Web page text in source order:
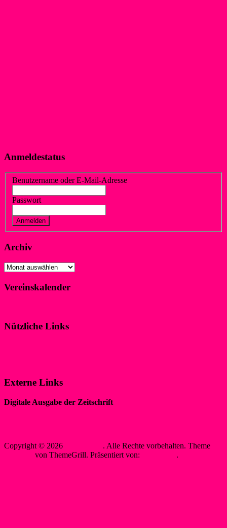
Anmeldestatus
Benutzername oder E-Mail-Adresse
Passwort
Archiv
Archiv
Vereinskalender
Nützliche Links
Externe Links
Digitale Ausgabe der Zeitschrift
Copyright © 2026
. Alle Rechte vorbehalten. Theme
von ThemeGrill. Präsentiert von: .